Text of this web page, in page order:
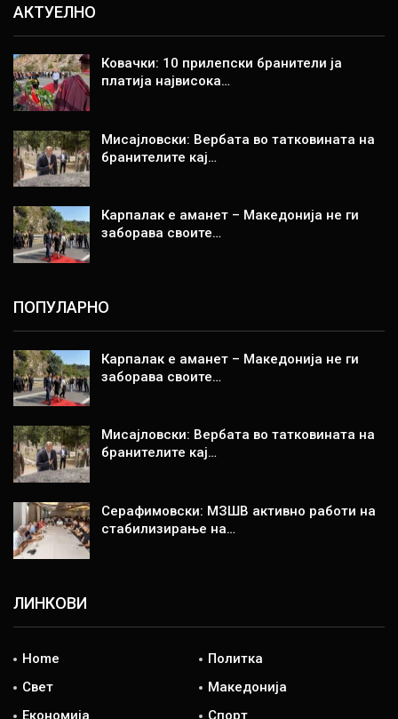
АКТУЕЛНО
Ковачки: 10 прилепски бранители ја
платија највисока…
Мисајловски: Вербата во татковината на
бранителите кај…
Карпалак е аманет – Македонија не ги
заборава своите…
ПОПУЛАРНО
Карпалак е аманет – Македонија не ги
заборава своите…
Мисајловски: Вербата во татковината на
бранителите кај…
Серафимовски: МЗШВ активно работи на
стабилизирање на…
ЛИНКОВИ
Home
Политка
Свет
Македонија
Економија
Спорт